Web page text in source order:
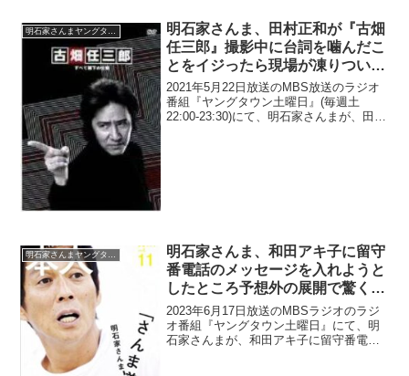
石家さんま：さあ、今日はもう冒頭から
ですけども。櫻井...
明石家さんま、田村正和が『古畑
任三郎』撮影中に台詞を噛んだこ
とをイジったら現場が凍りついて
しまったと明かす「シーンとした
んですよ、現場が」
2021年5月22日放送のMBS放送のラジオ
番組『ヤングタウン土曜日』(毎週土
22:00-23:30)にて、明石家さんまが、田村
明石家さんま、和田アキ子に留守
番電話のメッセージを入れようと
したところ予想外の展開で驚く
「出ぇへんと思って、かけたんで
すよ」
2023年6月17日放送のMBSラジオのラジ
オ番組『ヤングタウン土曜日』にて、明
石家さんまが、和田アキ子に留守番電話